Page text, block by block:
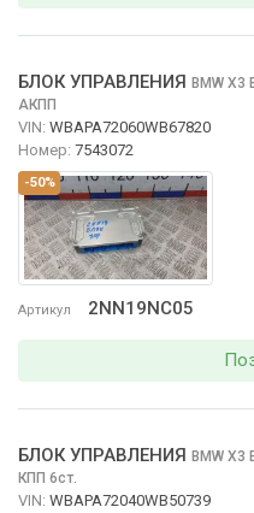
-50%
Артикул 2NN19NC05
БЛОК УПРАВЛЕНИЯ BMW X3
АКПП
VIN: WBAPA72060WB67820
Номер: 7543072
БЛОК УПРАВЛЕНИЯ BMW X3
КПП 6ст.
VIN: WBAPA72040WB50739